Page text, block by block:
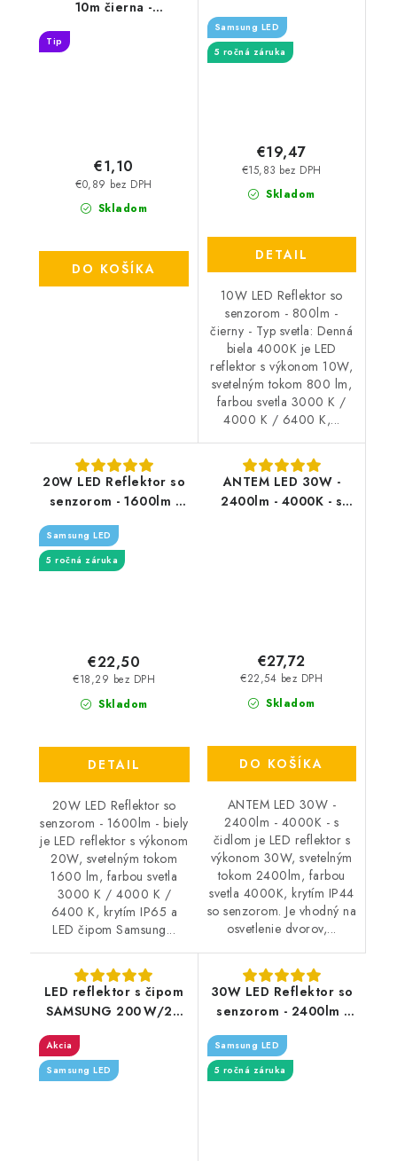
10m čierna -
Tip
Skladom
€0,89 bez DPH
€1,10
DO KOŠÍKA
Denná biela 4000K
Samsung LED
5 ročná záruka
Skladom
€15,83 bez DPH
€19,47
DETAIL
10W LED Reflektor so
senzorom - 800lm -
čierny - Typ svetla: Denná
biela 4000K je LED
reflektor s výkonom 10W,
svetelným tokom 800 lm,
farbou svetla 3000 K /
4000 K / 6400 K,...
20W LED Reflektor so
senzorom - 1600lm -
biely
Samsung LED
5 ročná záruka
Skladom
€18,29 bez DPH
€22,50
DETAIL
20W LED Reflektor so
senzorom - 1600lm - biely
je LED reflektor s výkonom
20W, svetelným tokom
1600 lm, farbou svetla
3000 K / 4000 K /
6400 K, krytím IP65 a
LED čipom Samsung...
ANTEM LED 30W -
2400lm - 4000K - s
Skladom
€22,54 bez DPH
€27,72
DO KOŠÍKA
ANTEM LED 30W -
2400lm - 4000K - s
čidlom je LED reflektor s
výkonom 30W, svetelným
tokom 2400lm, farbou
svetla 4000K, krytím IP44
so senzorom. Je vhodný na
osvetlenie dvorov,...
LED reflektor s čipom
SAMSUNG 200 W/20
Akcia
Samsung LED
30W LED Reflektor so
senzorom - 2400lm -
Denná biela 4000K
Samsung LED
5 ročná záruka